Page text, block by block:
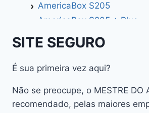
AmericaBox S205
AmericaBox S205 + Plus
AmericaBox S305 GX
AmericaBox S305 Plus
AmericaBox S705
Athomics
Athomics Active Express
SITE SEGURO
É sua primeira vez aqui?
Não se preocupe, o MESTRE DO
recomendado, pelas maiores